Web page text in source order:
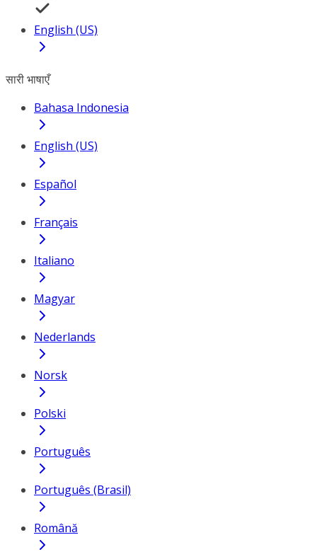
English (US)
सारी भाषाएँ
Bahasa Indonesia
English (US)
Español
Français
Italiano
Magyar
Nederlands
Norsk
Polski
Português
Português (Brasil)
Română